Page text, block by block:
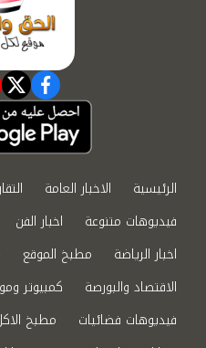
الرئيسية الاخبار العامة
فيديوهات متنوعة
اخبار الفن
اخبار الرياضة
مطبخ الموقع
الاقتصاد والبورصة
كمبيوتر
فيديوهات فضائيات
مطبخ